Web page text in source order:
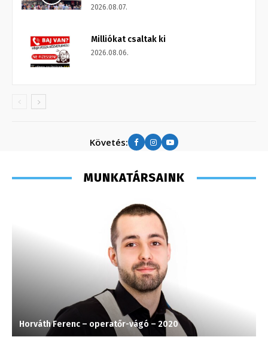
2026.08.07.
Milliókat csaltak ki
2026.08.06.
Követés:
MUNKATÁRSAINK
Horváth Ferenc – operatőr-vágó – 2020